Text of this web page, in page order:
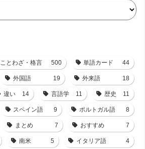
ことわざ・格言 500 単語カード 44
外国語 19 外来語 18
違い 14 言語学 11 歴史 11
スペイン語 9 ポルトガル語 8
まとめ 7 おすすめ 7
南米 5 イタリア語 4